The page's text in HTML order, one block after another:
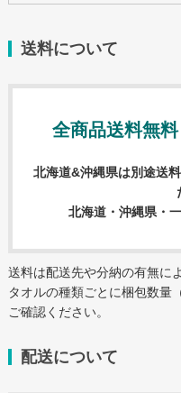
名入れタオル
名入れタオル商品一覧
国産白ソフトタオル
【最短翌日出荷】国産
国産カラータオル ビ
国産カラータオル パス
今治起毛フェイスタオ
送料について
全商品送料無料
北海道&沖縄県は別途送
北海道・沖縄県・
送料は配送先や分納の有無に
タオルの種類ごとに梱包数量
ご確認ください。
配送について